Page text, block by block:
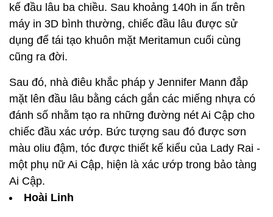
kế đầu lâu ba chiều. Sau khoảng 140h in ấn trên
máy in 3D bình thường, chiếc đầu lâu được sử
dụng để tái tạo khuôn mặt Meritamun cuối cùng
cũng ra đời.
Sau đó, nhà điêu khắc pháp y Jennifer Mann đắp
mặt lên đầu lâu bằng cách gắn các miếng nhựa có
đánh số nhằm tạo ra những đường nét Ai Cập cho
chiếc đầu xác ướp. Bức tượng sau đó được sơn
màu oliu đậm, tóc được thiết kế kiểu của Lady Rai -
một phụ nữ Ai Cập, hiện là xác ướp trong bảo tàng
Ai Cập.
Hoài Linh